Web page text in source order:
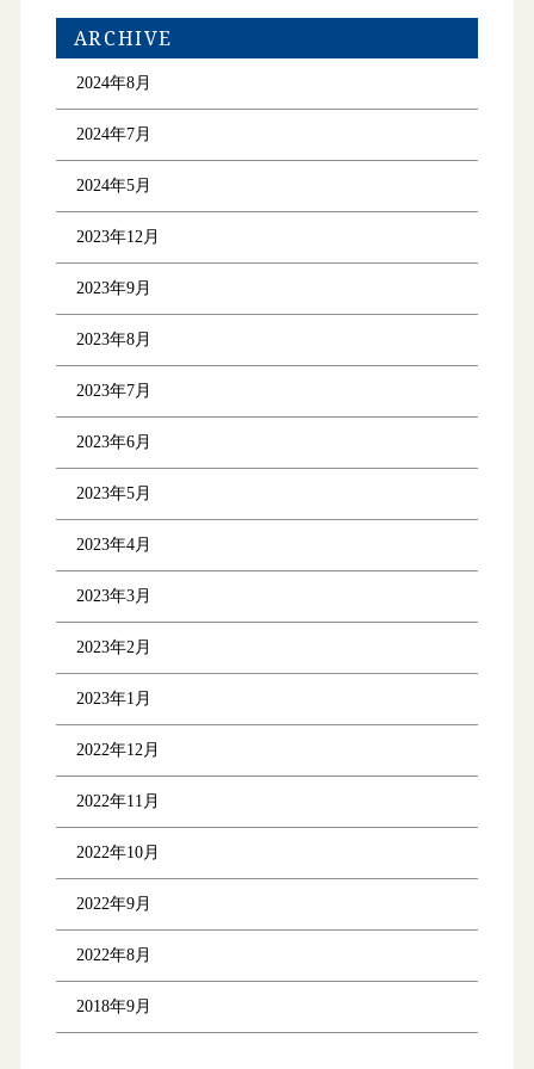
ARCHIVE
2024年8月
2024年7月
2024年5月
2023年12月
2023年9月
2023年8月
2023年7月
2023年6月
2023年5月
2023年4月
2023年3月
2023年2月
2023年1月
2022年12月
2022年11月
2022年10月
2022年9月
2022年8月
2018年9月